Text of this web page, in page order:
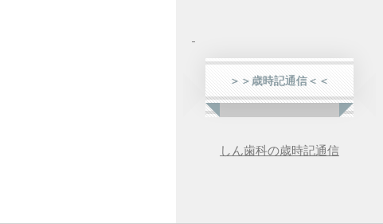
＞＞歳時記通信＜＜
しん歯科の歳時記通信